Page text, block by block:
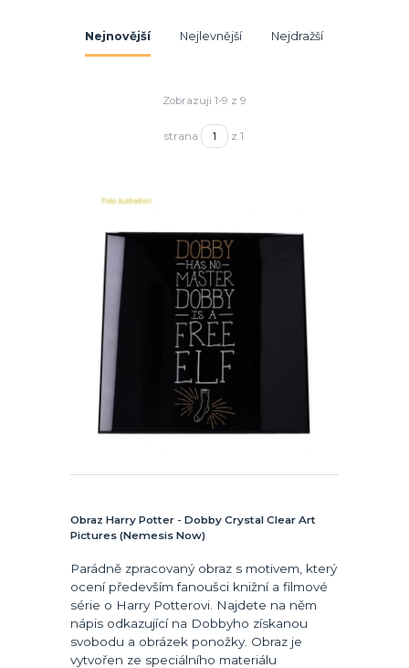
Nejnovější Nejlevnější Nejdražší
Zobrazuji 1-9 z 9
strana z 1
Obraz Harry Potter - Dobby Crystal Clear Art
Pictures (Nemesis Now)
Parádně zpracovaný obraz s motivem, který
ocení především fanoušci knižní a filmové
série o Harry Potterovi. Najdete na něm
nápis odkazující na Dobbyho získanou
svobodu a obrázek ponožky. Obraz je
vytvořen ze speciálního materiálu